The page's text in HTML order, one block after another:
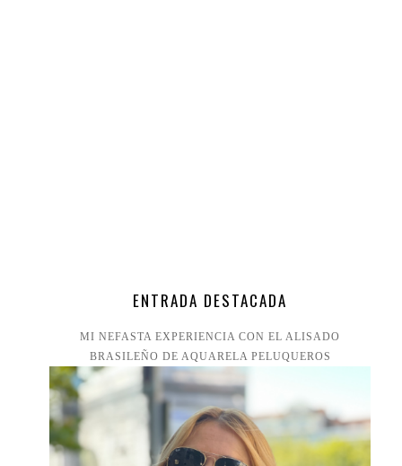
ENTRADA DESTACADA
MI NEFASTA EXPERIENCIA CON EL ALISADO
BRASILEÑO DE AQUARELA PELUQUEROS